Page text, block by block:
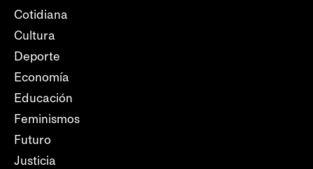
Cotidiana
Cultura
Deporte
Economía
Educación
Feminismos
Futuro
Justicia